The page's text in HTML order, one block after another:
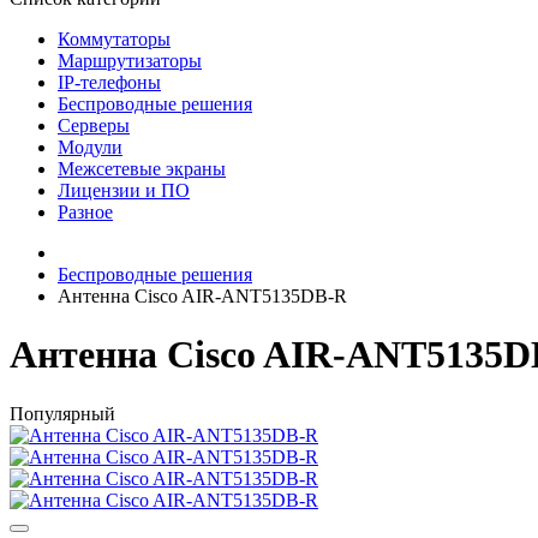
Коммутаторы
Маршрутизаторы
IP-телефоны
Беспроводные решения
Серверы
Модули
Межсетевые экраны
Лицензии и ПО
Разное
Беспроводные решения
Антенна Cisco AIR-ANT5135DB-R
Антенна Cisco AIR-
Популярный